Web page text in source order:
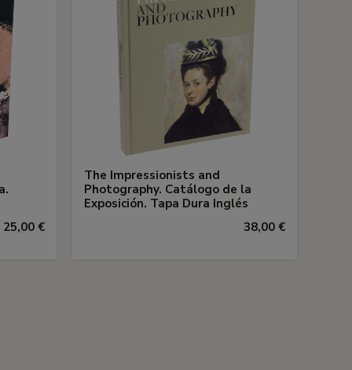
25,00 €
The Impressionists and
Photography. Catálogo de la
Exposición. Tapa Dura Inglés
38,00 €